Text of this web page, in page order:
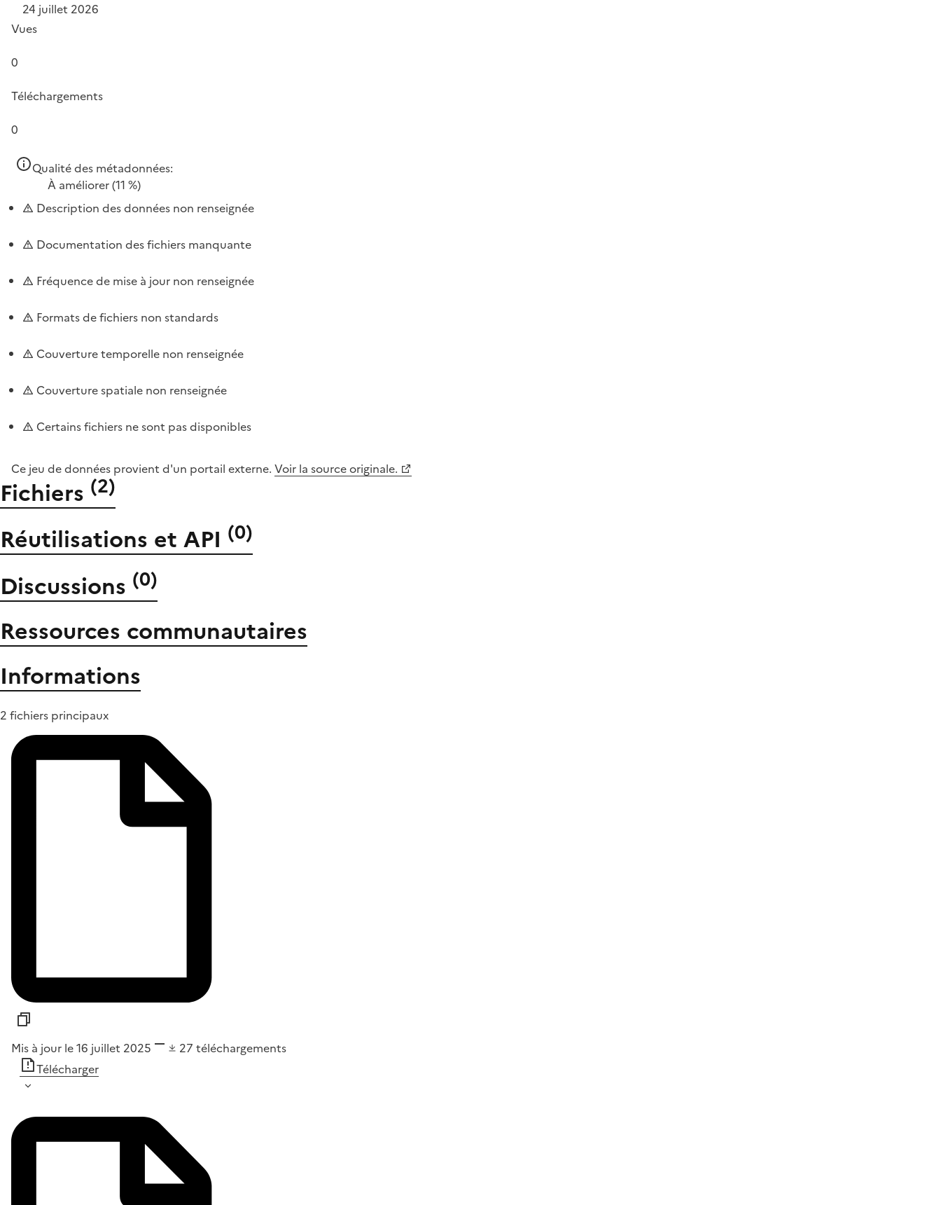
24 juillet 2026
Vues
0
Téléchargements
0
Qualité des métadonnées:
À améliorer(11 %)
Description des données non renseignée
Documentation des fichiers manquante
Fréquence de mise à jour non renseignée
Formats de fichiers non standards
Couverture temporelle non renseignée
Couverture spatiale non renseignée
Certains fichiers ne sont pas disponibles
Ce jeu de données provient d'un portail externe. Voir la source originale.
Fichiers (2)
Réutilisations et API (0)
Discussions (0)
Ressources communautaires
Informations
2 fichiers principaux
Mis à jour le 16 juillet 2025 27 téléchargements
Télécharger